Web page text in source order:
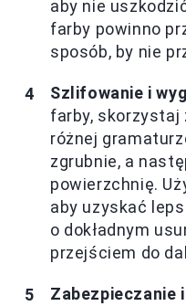
aby nie
farby powinno
sposób, by nie
Szlifowanie i
farby, skorzystaj
różnej
zgrubnie, a
powierzchnię.
aby uzyskać
o dokładnym
przejściem do
Zabezpieczanie